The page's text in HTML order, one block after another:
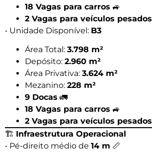
18 Vagas para carros 🚙
2 Vagas para veículos pesados
• Unidade Disponível: B3
Área Total: 3.798 m²
Depósito: 2.960 m²
Área Privativa: 3.624 m²
Mezanino: 228 m²
9 Docas 🚛
18 Vagas para carros 🚙
2 Vagas para veículos pesados
🏗️ Infraestrutura Operacional
• Pé-direito médio de 14 m 📏